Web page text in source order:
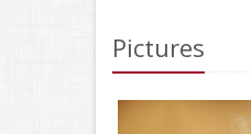
Pictures